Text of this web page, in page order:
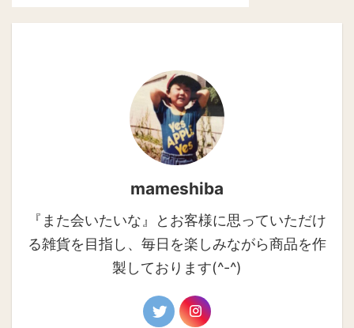
mameshiba
『また会いたいな』とお客様に思っていただけ
る雑貨を目指し、毎日を楽しみながら商品を作
製しております(^-^)